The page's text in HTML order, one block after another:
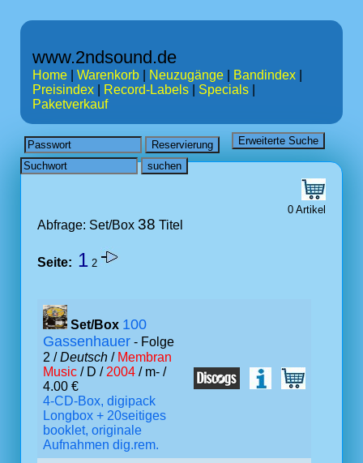
www.2ndsound.de
Home Warenkorb Neuzugänge Bandindex
Preisindex
Record-Labels Specials
Paketverkauf
0 Artikel
Abfrage: Set/Box 38 Titel
Seite: 1 2
Set/Box 100
Gassenhauer - Folge
2 /Deutsch / Membran
Music / D / 2004 / m- /
4.00 €
4-CD-Box, digipack
Longbox + 20seitiges
booklet, originale
Aufnahmen dig.rem.